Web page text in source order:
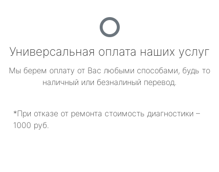
Универсальная оплата наших услуг
Мы берем оплату от Вас любыми способами, будь то
наличный или безналиный перевод.
*При отказе от ремонта стоимость диагностики –
1000 руб.